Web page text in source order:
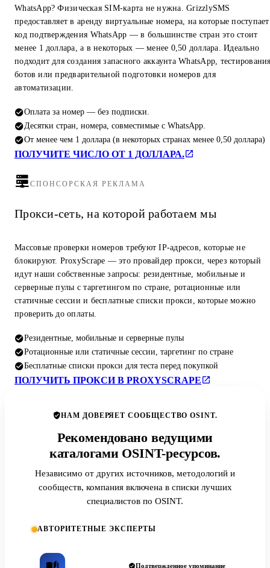
WhatsApp? Физическая SIM-карта не нужна. GrizzlySMS
предоставляет в аренду виртуальные номера, на которые поступает
код подтверждения WhatsApp — в большинстве стран это стоит
менее 1 доллара, а в некоторых — менее 0,50 доллара. Идеально
подходит для создания запасного аккаунта WhatsApp,
ботов или предварительной подготовки номеров для
автоматизации.
Оплата за номер — без подписки.
Десятки стран, номера, совместимые с WhatsApp.
От менее чем 1 доллара (в некоторых странах менее 0,50 доллара)
ПОЛУЧИТЕ ЧИСЛО ОТ 1 ДОЛЛАРА.
СПОНСОРСКАЯ РЕКЛАМА
Прокси-сеть, на которой работаем мы
Массовые проверки номеров требуют IP-адресов, которые не
блокируют. ProxyScrape — это провайдер прокси, через который
идут наши собственные запросы: резидентные, мобильные и
серверные пулы с таргетингом по стране, ротационные или
статичные сессии и бесплатные списки прокси, которые можно
проверить до оплаты.
Резидентные, мобильные и серверные пулы
Ротационные или статичные сессии, таргетинг по стране
Бесплатные списки прокси для теста перед покупкой
ПОЛУЧИТЬ ПРОКСИ В PROXYSCRAPE
НАМ ДОВЕРЯЕТ СООБЩЕСТВО OSINT.
Рекомендовано ведущими
каталогами OSINT-ресурсов.
Независимо от других источников, методологий и
сообществ, компания включена в списки лучших
специалистов по OSINT.
АВТОРИТЕТНЫЕ ЭКСПЕРТЫ
Подтвержденное упоминание